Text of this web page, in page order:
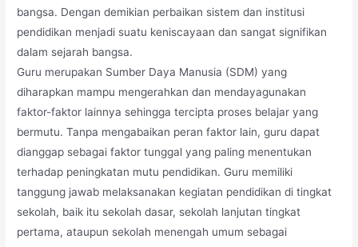
bangsa. Dengan demikian perbaikan sistem dan institusi
pendidikan menjadi suatu keniscayaan dan sangat signifikan
dalam sejarah bangsa.
Guru merupakan Sumber Daya Manusia (SDM) yang
diharapkan mampu mengerahkan dan mendayagunakan
faktor-faktor lainnya sehingga tercipta proses belajar yang
bermutu. Tanpa mengabaikan peran faktor lain, guru dapat
dianggap sebagai faktor tunggal yang paling menentukan
terhadap peningkatan mutu pendidikan. Guru memiliki
tanggung jawab melaksanakan kegiatan pendidikan di tingkat
sekolah, baik itu sekolah dasar, sekolah lanjutan tingkat
pertama, ataupun sekolah menengah umum sebagai